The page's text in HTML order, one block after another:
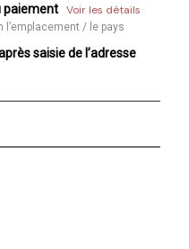
paiement Voir les détails
l’emplacement / le pays
saisie de l’adresse